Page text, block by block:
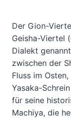
Der Gion-
Geisha-Viertel
Dialekt
zwischen der
Fluss im
Yasaka-
für seine
Machiya, die